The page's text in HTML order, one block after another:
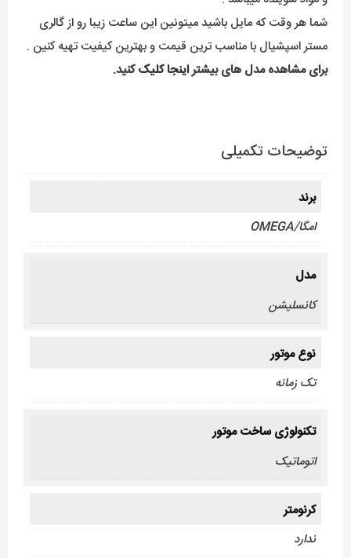
شما هر وقت که مایل باشید میتونین این ساعت زیبا رو از گالری
مستر اسپشیال با مناسب ترین قیمت و بهترین کیفیت تهیه کنین .
برای مشاهده مدل های بیشتراینجا کلیککنید.
توضیحات تکمیلی
برند
امگا/OMEGA
مدل
کانسلیشن
نوع موتور
تک زمانه
تکنولوژی ساخت موتور
اتوماتیک
کرنومتر
ندارد